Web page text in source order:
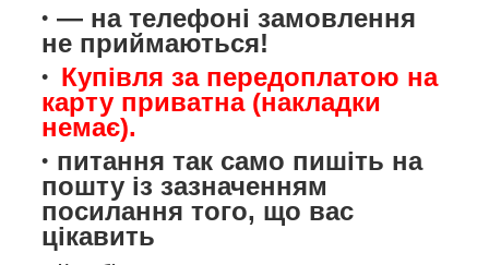
— на телефоні замовлення
не приймаються!
Купівля за передоплатою на
карту приватна (накладки
немає).
питання так само пишіть на
пошту із зазначенням
посилання того, що вас
цікавить